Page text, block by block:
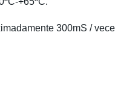
300mS /